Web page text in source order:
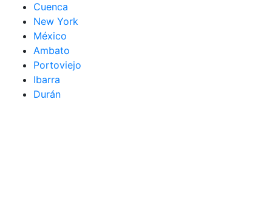
Cuenca
New York
México
Ambato
Portoviejo
Ibarra
Durán